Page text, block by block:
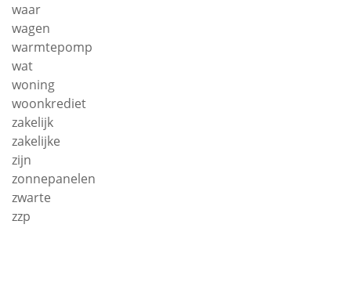
waar
wagen
warmtepomp
wat
woning
woonkrediet
zakelijk
zakelijke
zijn
zonnepanelen
zwarte
zzp